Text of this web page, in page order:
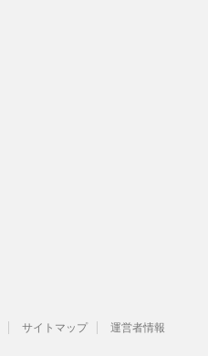
サイトマップ 運営者情報